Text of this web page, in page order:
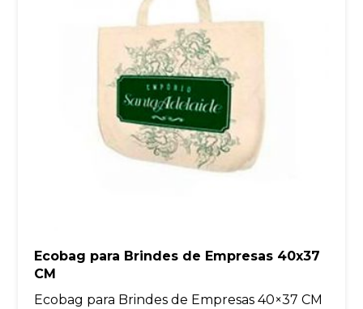
Ecobag para Brindes de Empresas 40x37
CM
Ecobag para Brindes de Empresas 40×37 CM